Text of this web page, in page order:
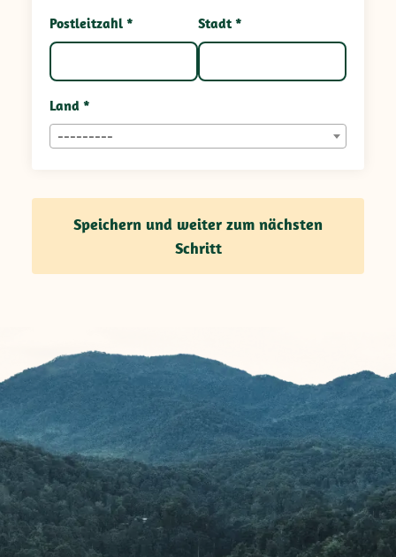
Postleitzahl * Stadt *
Land *
---------
Speichern und weiter zum nächsten
Schritt